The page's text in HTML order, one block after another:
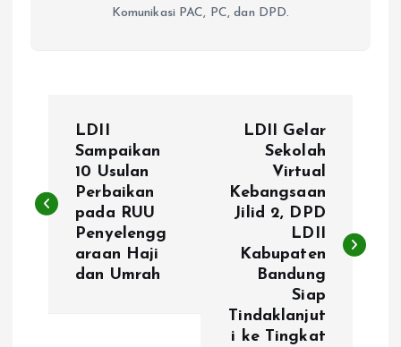
Komunikasi PAC, PC, dan DPD.
s
LDII
Sampaikan
10 Usulan
Perbaikan
pada RUU
Penyelengg
araan Haji
dan Umrah
LDII Gelar
Sekolah
Virtual
Kebangsaan
Jilid 2, DPD
LDII
Kabupaten
Bandung
Siap
Tindaklanjut
i ke Tingkat